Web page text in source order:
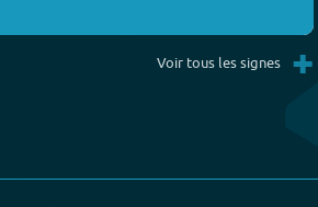
Voir tous les signes +